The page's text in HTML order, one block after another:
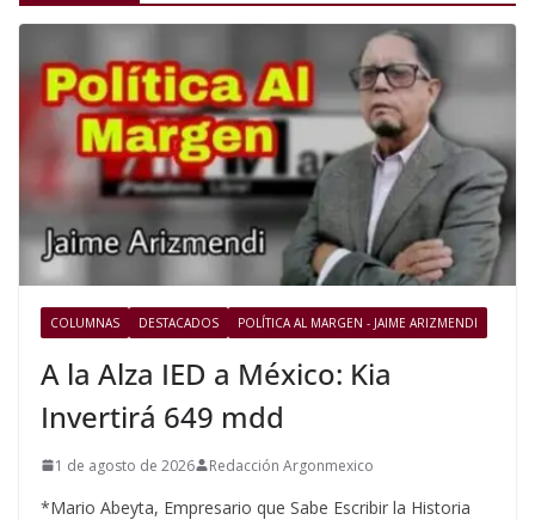
COLUMNAS DESTACADOS POLÍTICA AL MARGEN - JAIME ARIZMENDI
A la Alza IED a México: Kia
Invertirá 649 mdd
1 de agosto de 2026 Redacción Argonmexico
*Mario Abeyta, Empresario que Sabe Escribir la Historia